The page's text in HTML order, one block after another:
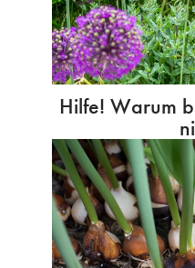
Hilfe! Warum